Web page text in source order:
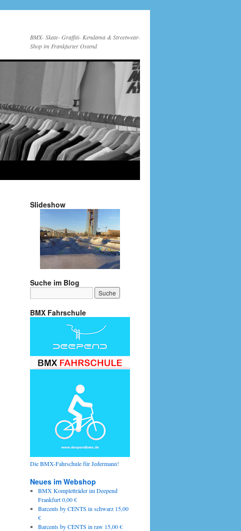
BMX- Skate- Graffiti- Kendama & Streetwear-
Shop im Frankfurter Ostend
Slideshow
Suche im Blog
BMX Fahrschule
Die BMX-Fahrschule für Jedermann!
Neues im Webshop
BMX Kompletträder im Deepend
Frankfurt 0,00 €
Barcents by CENTS in schwarz 15,00
€
Barcents by CENTS in raw 15,00 €